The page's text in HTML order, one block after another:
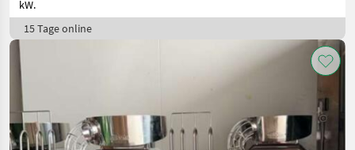
kW.
15 Tage online